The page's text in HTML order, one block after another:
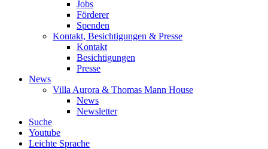
Jobs
Förderer
Spenden
Kontakt, Besichtigungen & Presse
Kontakt
Besichtigungen
Presse
News
Villa Aurora & Thomas Mann House
News
Newsletter
Suche
Youtube
Leichte Sprache